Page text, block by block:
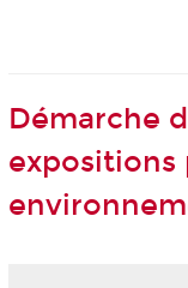
Démarche
expositions